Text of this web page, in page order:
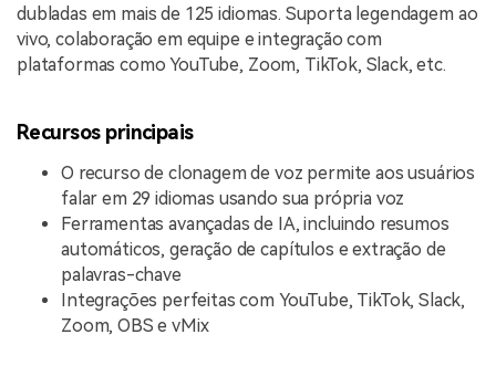
dubladas em mais de 125 idiomas. Suporta legendagem ao
vivo, colaboração em equipe e integração com
plataformas como YouTube, Zoom, TikTok, Slack, etc.
Recursos principais
O recurso de clonagem de voz permite aos usuários
falar em 29 idiomas usando sua própria voz
Ferramentas avançadas de IA, incluindo resumos
automáticos, geração de capítulos e extração de
palavras-chave
Integrações perfeitas com YouTube, TikTok, Slack,
Zoom, OBS e vMix